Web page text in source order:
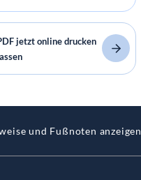
jetzt online drucken
und Fußnoten anzeigen